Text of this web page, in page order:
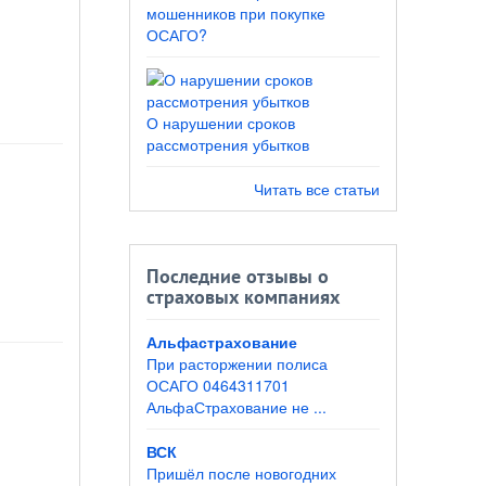
мошенников при покупке
ОСАГО?
О нарушении сроков
рассмотрения убытков
Читать все статьи
Последние отзывы о
страховых компаниях
Альфастрахование
При расторжении полиса
ОСАГО 0464311701
АльфаСтрахование не ...
ВСК
Пришёл после новогодних